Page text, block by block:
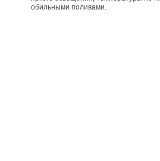
обильными поливами.